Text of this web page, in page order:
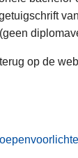
op de